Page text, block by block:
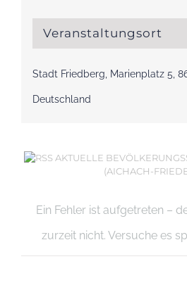
Veranstaltungsort
Stadt Friedberg, Marienplatz 5,
Deutschland
AKTUELLE
(AICHACH-
Ein Fehler ist aufgetreten –
zurzeit nicht. Versuche es